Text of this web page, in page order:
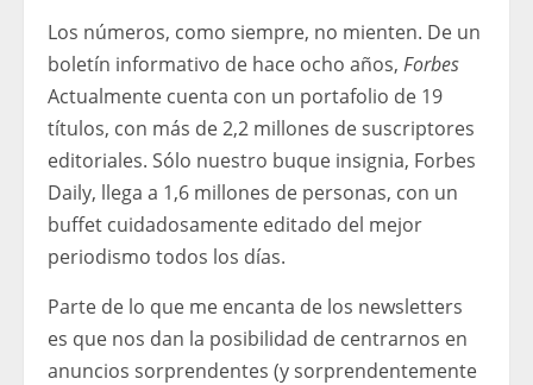
Los números, como siempre, no mienten. De un
boletín informativo de hace ocho años, Forbes
Actualmente cuenta con un portafolio de 19
títulos, con más de 2,2 millones de suscriptores
editoriales. Sólo nuestro buque insignia, Forbes
Daily, llega a 1,6 millones de personas, con un
buffet cuidadosamente editado del mejor
periodismo todos los días.
Parte de lo que me encanta de los newsletters
es que nos dan la posibilidad de centrarnos en
anuncios sorprendentes (y sorprendentemente